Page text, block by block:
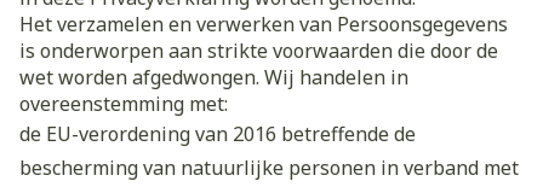
Het verzamelen en verwerken van Persoonsgegevens
is onderworpen aan strikte voorwaarden die door de
wet worden afgedwongen. Wij handelen in
overeenstemming met:
de EU-verordening van 2016 betreffende de
bescherming van natuurlijke personen in verband met